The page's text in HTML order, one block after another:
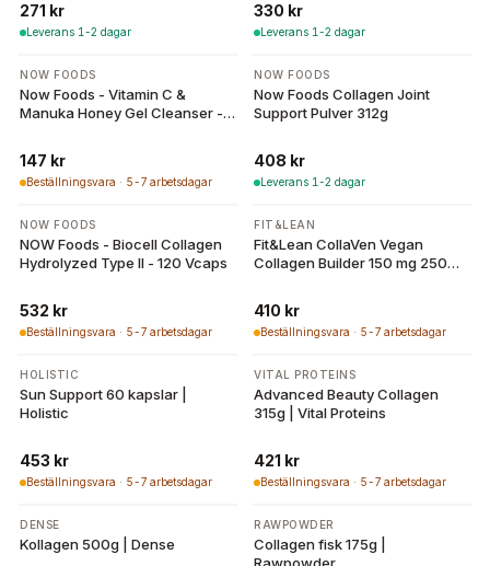
271 kr
Leverans 1-2 dagar
330 kr
Leverans 1-2 dagar
NOW FOODS
Now Foods - Vitamin C &
Manuka Honey Gel Cleanser -
147 kr
Beställningsvara · 5-7 arbetsdagar
NOW FOODS
Now Foods Collagen Joint
Support Pulver 312g
408 kr
Leverans 1-2 dagar
NOW FOODS
NOW Foods - Biocell Collagen
Hydrolyzed Type II - 120 Vcaps
532 kr
Beställningsvara · 5-7 arbetsdagar
FIT&LEAN
Fit&Lean CollaVen Vegan
Collagen Builder 150 mg 250
410 kr
Beställningsvara · 5-7 arbetsdagar
HOLISTIC
Sun Support 60 kapslar |
Holistic
453 kr
Beställningsvara · 5-7 arbetsdagar
VITAL PROTEINS
Advanced Beauty Collagen
315g | Vital Proteins
421 kr
Beställningsvara · 5-7 arbetsdagar
DENSE
Kollagen 500g | Dense
RAWPOWDER
Collagen fisk 175g |